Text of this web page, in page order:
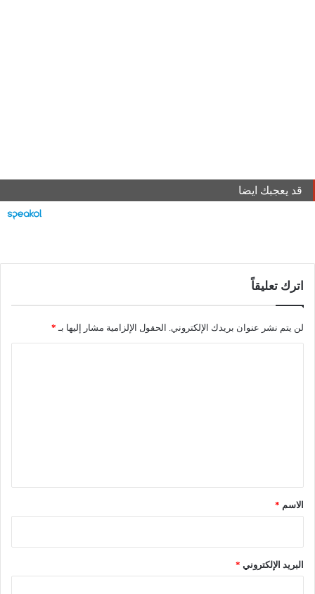
قد يعجبك ايضا
اترك تعليقاً
لن يتم نشر عنوان بريدك الإلكتروني. الحقول الإلزامية مشار إليها بـ *
*الاسم *
البريد الإلكتروني *